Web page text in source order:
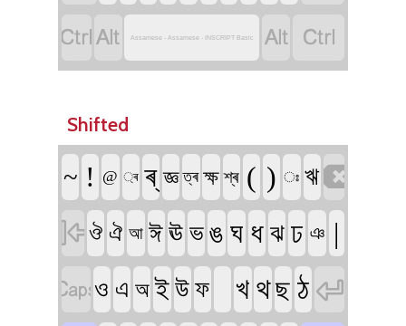
 Assamese - Assamese - INSCRIPT Basic  
Shifted
~ ! @ ্ৰ ৰ্ জ্ঞ ত্ৰ ক্ষ শ্ৰ ( ) ঃ ঋ
ঔ ঐ আ ঈ ঊ ভ ঙ ঘ ধ ঝ ঢ ঞ |
ও এ অ ইউ ফ খ থছ ঠ 